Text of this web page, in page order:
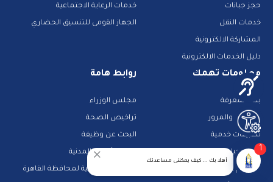
حجز جبانات
خدمات النقل
المشاركة الالكترونية
دليل الخدمات الالكترونية
خدمات الرعاية الاجتماعية
الجهاز القومى للتنسيق الحضاري
معلومات تهمك
بنك المعرفة
الشرطة والمرور
تطبيقات خدمية
تكنولوجيا وانترنت
استعلم عن فواتيرك
روابط هامة
مجلس الوزراء
تراخيص الصحة
البحث عن وظيفة
قطاع الأحوال المدنية
الصفحة الرسمية لمحافظة القاهرة
أهلا بك ... كيف يمكننى مساعدتك
1